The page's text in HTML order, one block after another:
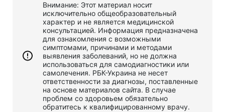
Внимание: Этот материал носит
исключительно общеобразовательный
характер и не является медицинской
консультацией. Информация предназначена
для ознакомления с возможными
симптомами, причинами и методами
выявления заболеваний, но не должна
использоваться для самодиагностики или
самолечения. РБК-Украина не несет
ответственности за диагнозы, поставленные
на основе материалов сайта. В случае
проблем со здоровьем обязательно
обратитесь к квалифицированному врачу.